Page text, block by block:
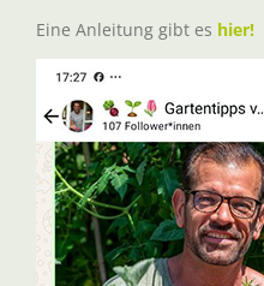
Eine Anleitung gibt es hier!